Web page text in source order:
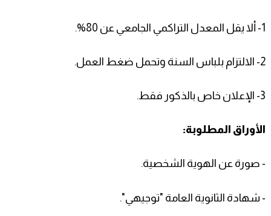
1- ألا يقل المعدل التراكمي الجامعي عن 80%.
2- الالتزام بلباس السنة وتحمل ضغط العمل.
3- الإعلان خاص بالذكور فقط.
الأوراق المطلوبة:
- صورة عن الهوية الشخصية.
- شهادة الثانوية العامة "توجيهي".